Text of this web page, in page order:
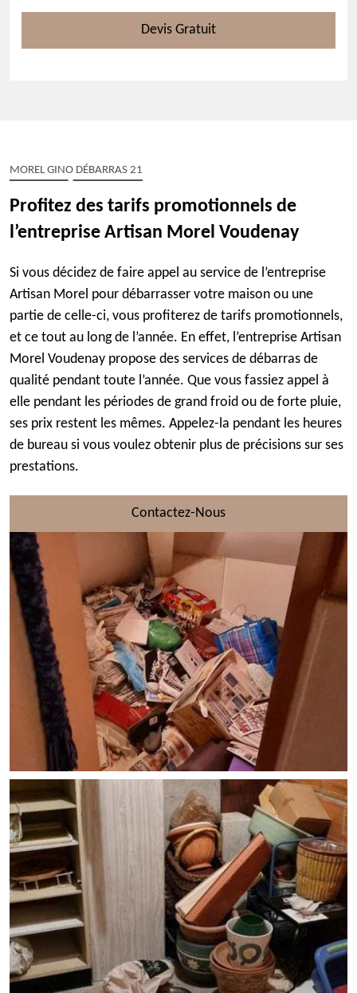
Devis Gratuit
MOREL GINO DÉBARRAS 21
Profitez des tarifs promotionnels de
l’entreprise Artisan Morel Voudenay
Si vous décidez de faire appel au service de l’entreprise
Artisan Morel pour débarrasser votre maison ou une
partie de celle-ci, vous profiterez de tarifs promotionnels,
et ce tout au long de l’année. En effet, l’entreprise Artisan
Morel Voudenay propose des services de débarras de
qualité pendant toute l’année. Que vous fassiez appel à
elle pendant les périodes de grand froid ou de forte pluie,
ses prix restent les mêmes. Appelez-la pendant les heures
de bureau si vous voulez obtenir plus de précisions sur ses
prestations.
Contactez-Nous